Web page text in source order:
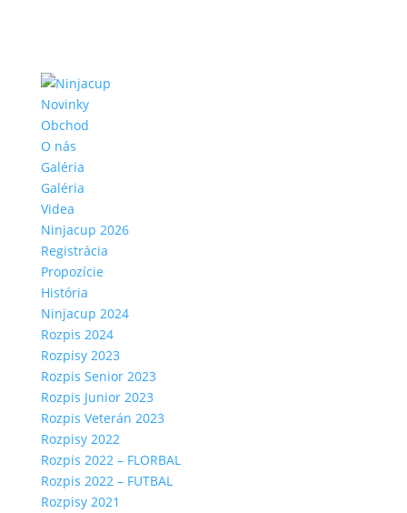
Novinky
Obchod
O nás
Galéria
Galéria
Videa
Ninjacup 2026
Registrácia
Propozície
História
Ninjacup 2024
Rozpis 2024
Rozpisy 2023
Rozpis Senior 2023
Rozpis Junior 2023
Rozpis Veterán 2023
Rozpisy 2022
Rozpis 2022 – FLORBAL
Rozpis 2022 – FUTBAL
Rozpisy 2021